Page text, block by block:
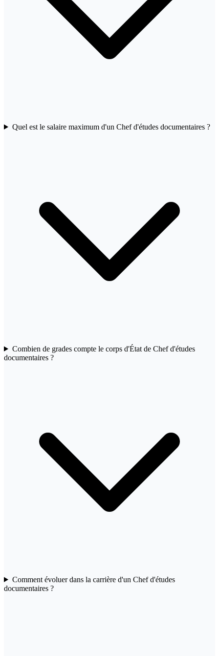
Quel est le salaire maximum d'un Chef d'études documentaires ?
Combien de grades compte le corps d'État de Chef d'études
documentaires ?
Comment évoluer dans la carrière d'un Chef d'études
documentaires ?